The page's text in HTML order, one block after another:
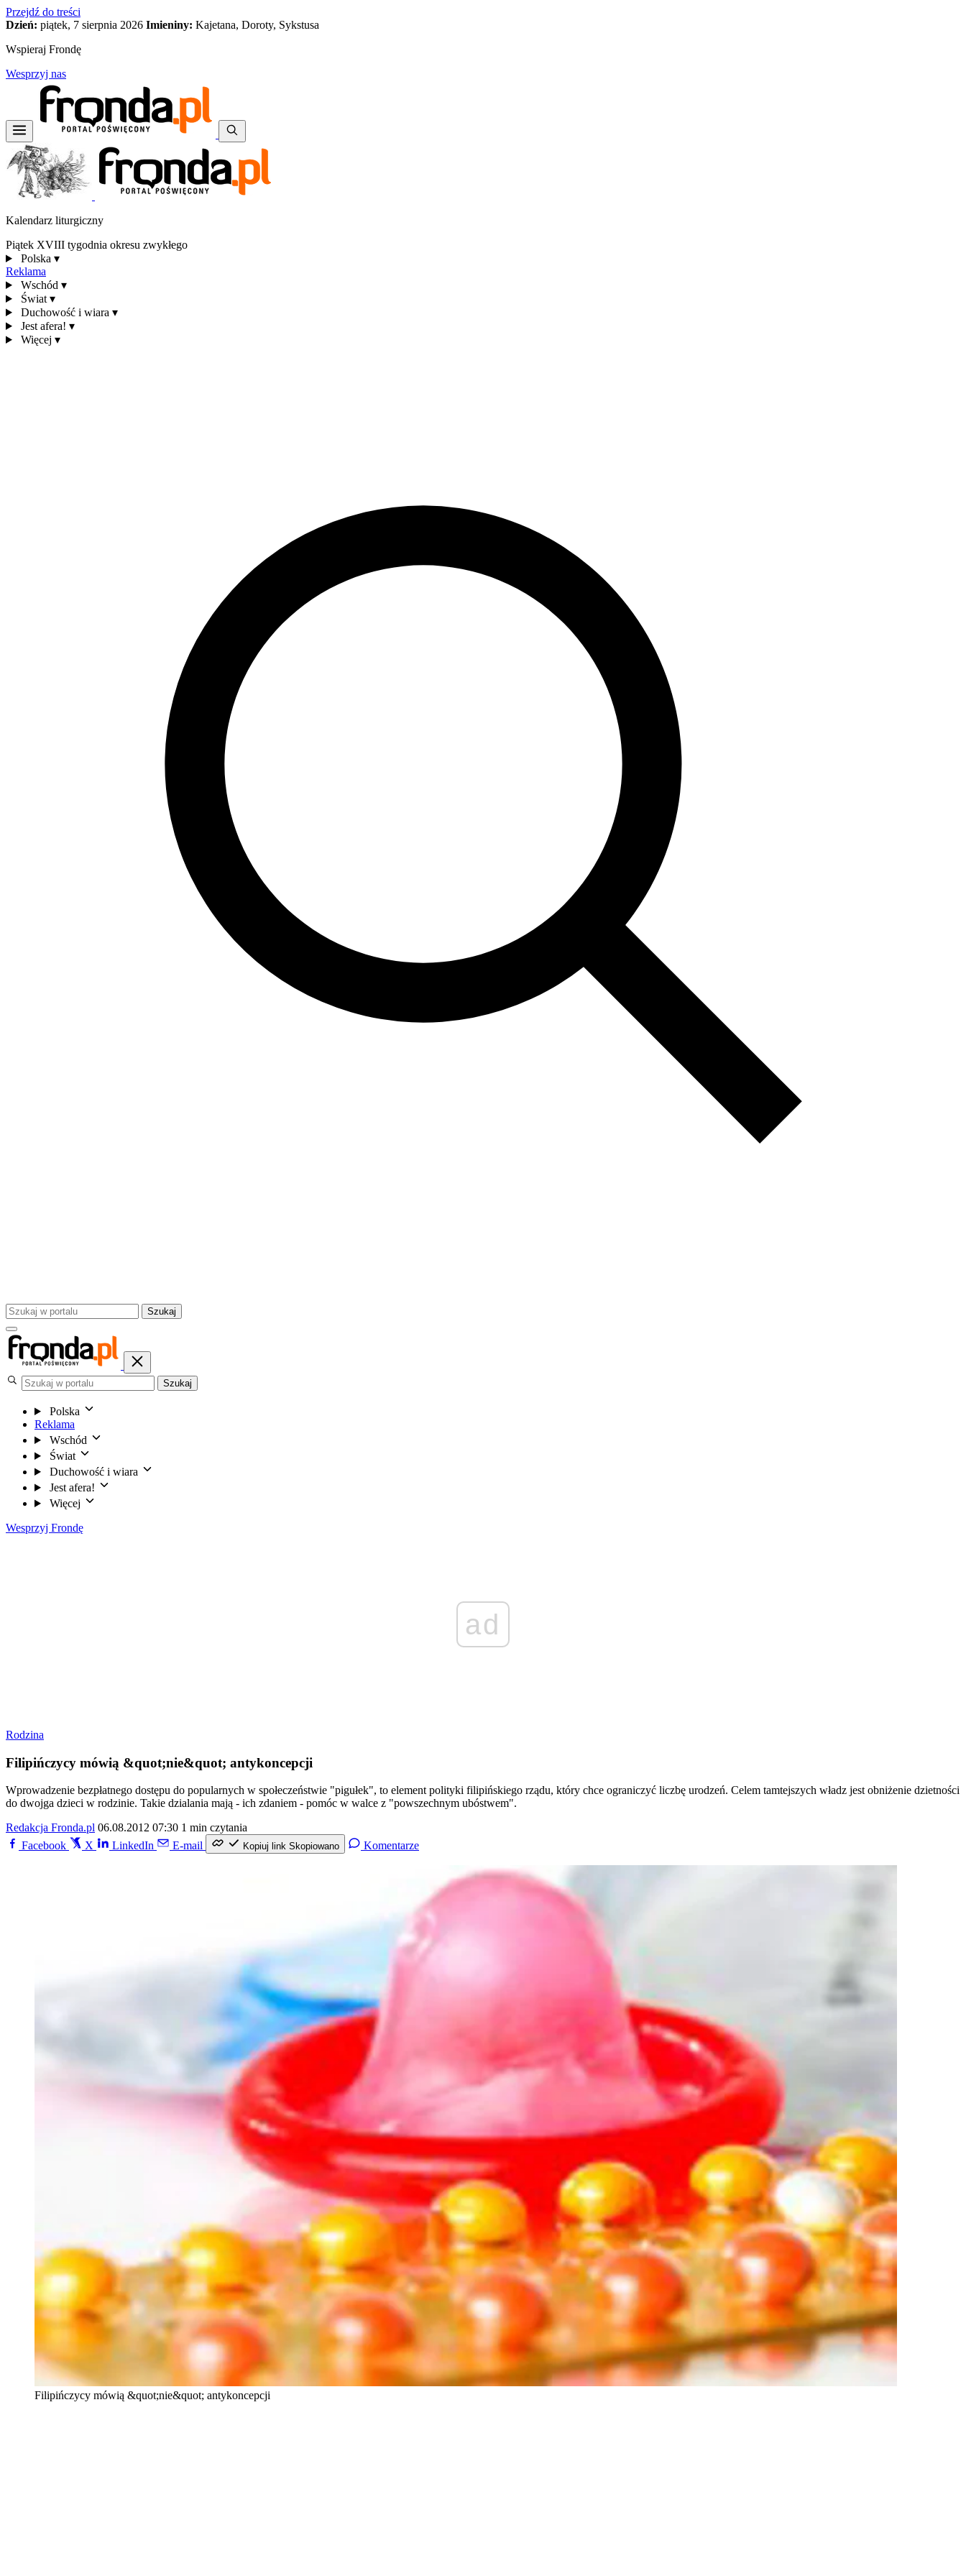
Przejdź do treści
Dzień: piątek, 7 sierpnia 2026 Imieniny: Kajetana, Doroty, Sykstusa
Wspieraj Frondę
Wesprzyj nas
Kalendarz liturgiczny
Piątek XVIII tygodnia okresu zwykłego
Polska ▾
Reklama
Wschód ▾
Świat ▾
Duchowość i wiara ▾
Jest afera! ▾
Więcej ▾
Szukaj
Szukaj
Polska
Reklama
Wschód
Świat
Duchowość i wiara
Jest afera!
Więcej
Wesprzyj Frondę
ad
Rodzina
Filipińczycy mówią &quot;nie&quot; antykoncepcji
Wprowadzenie bezpłatnego dostępu do popularnych w społeczeństwie "pigułek", to element polityki filipińskiego rządu, który chce ograniczyć liczbę urodzeń. Celem tamtejszych władz jest obniżenie dzietności
do dwojga dzieci w rodzinie. Takie dzialania mają - ich zdaniem - pomóc w walce z "powszechnym ubóstwem".
Redakcja Fronda.pl 06.08.2012 07:30 1 min czytania
Facebook
X LinkedIn E-mail Kopiuj link Skopiowano Komentarze
Filipińczycy mówią &quot;nie&quot; antykoncepcji